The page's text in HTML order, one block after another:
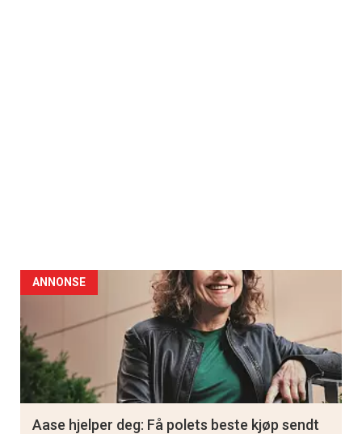
ANNONSE
Aase hjelper deg: Få polets beste kjøp sendt